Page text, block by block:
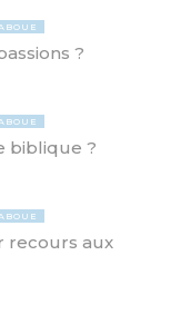
?
biblique ?
recours aux